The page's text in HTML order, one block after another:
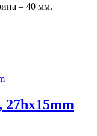
– 40 мм.
27hx15mm